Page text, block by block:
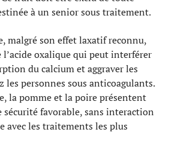
à un senior sous traitement.
malgré son effet laxatif reconnu,
oxalique qui peut interférer
du calcium et aggraver les
les personnes sous anticoagulants.
la pomme et la poire présentent
favorable, sans interaction
avec les traitements les plus